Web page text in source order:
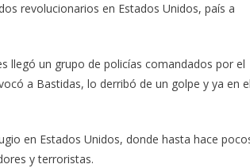
revolucionarios en Estados Unidos, país a
llegó un grupo de policías comandados por el
a Bastidas, lo derribó de un golpe y ya en el
en Estados Unidos, donde hasta hace
y terroristas.